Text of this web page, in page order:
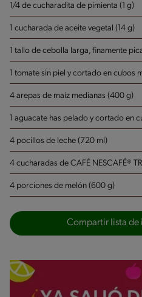
1/4 de cucharadita de pimienta (1 g)
1 cucharada de aceite vegetal (14 g)
1 tallo de cebolla larga, finamente
1 tomate sin piel y cortado en cubos
4 arepas de maíz medianas (400 g)
1 aguacate has pelado y cortado en
4 pocillos de leche (720 ml)
4 cucharadas de CAFÉ NESCAFÉ®
4 porciones de melón (600 g)
Compartir lista de